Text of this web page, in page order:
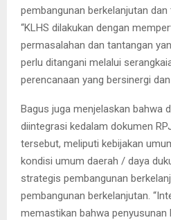
pembangunan berkelanjutan dan
“KLHS dilakukan dengan
permasalahan dan tantangan
perlu ditangani melalui
perencanaan yang bersinergi
Bagus juga menjelaskan bahwa
diintegrasi kedalam dokumen
tersebut, meliputi kebijakan
kondisi umum daerah / daya
strategis pembangunan
pembangunan berkelanjutan.
memastikan bahwa penyusunan